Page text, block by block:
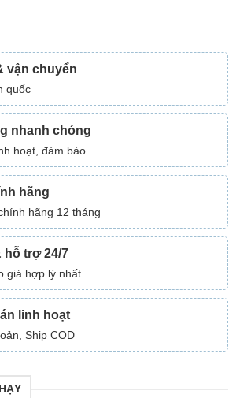
vận chuyển
quốc
nhanh chóng
hoạt, đảm bảo
hãng
hãng 12 tháng
hỗ trợ 24/7
giá hợp lý nhất
linh hoạt
Ship COD